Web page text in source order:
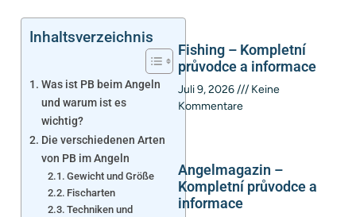
Inhaltsverzeichnis
Was ist PB beim Angeln
und warum ist es
wichtig?
Die verschiedenen Arten
von PB im Angeln
Gewicht und Größe
Fischarten
Techniken und
Fishing – Kompletní
průvodce a informace
Juli 9, 2026
Keine
Kommentare
Angelmagazin –
Kompletní průvodce a
informace